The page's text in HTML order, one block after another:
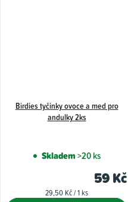
Birdies tyčinky ovoce a med pro
andulky 2ks
Skladem>20 ks
59 Kč
Měrná
29,50 Kč / 1 ks